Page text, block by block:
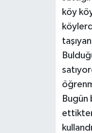
köy